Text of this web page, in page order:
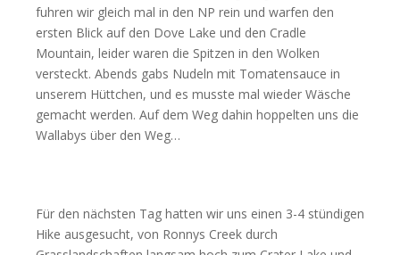
fuhren wir gleich mal in den NP rein und warfen den
ersten Blick auf den Dove Lake und den Cradle
Mountain, leider waren die Spitzen in den Wolken
versteckt. Abends gabs Nudeln mit Tomatensauce in
unserem Hüttchen, und es musste mal wieder Wäsche
gemacht werden. Auf dem Weg dahin hoppelten uns die
Wallabys über den Weg…
Für den nächsten Tag hatten wir uns einen 3-4 stündigen
Hike ausgesucht, von Ronnys Creek durch